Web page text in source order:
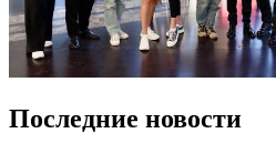
Последние новости